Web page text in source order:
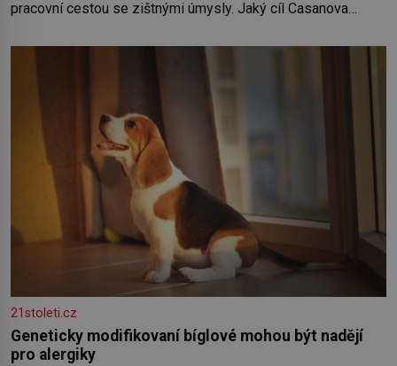
pracovní cestou se zištnými úmysly. Jaký cíl Casanova
Rigy? Casanova v Pobaltí kontaktoval tamní zednářské lóže.
Nebyl v této oblasti žádným nováčkem, protože do
21stoleti.cz
Geneticky modifikovaní bíglové mohou být nadějí
pro alergiky